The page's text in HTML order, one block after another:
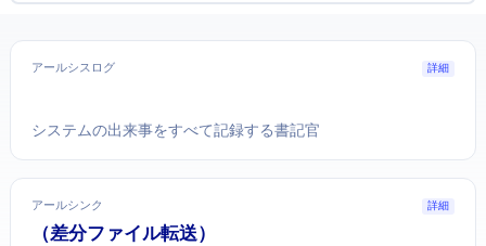
アールシスログ 詳細
システムの出来事をすべて記録する書記官
アールシンク 詳細
rsync（差分ファイル転送）